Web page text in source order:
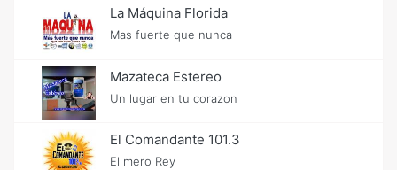
La Máquina Florida
Mas fuerte que nunca
Mazateca Estereo
Un lugar en tu corazon
El Comandante 101.3
El mero Rey